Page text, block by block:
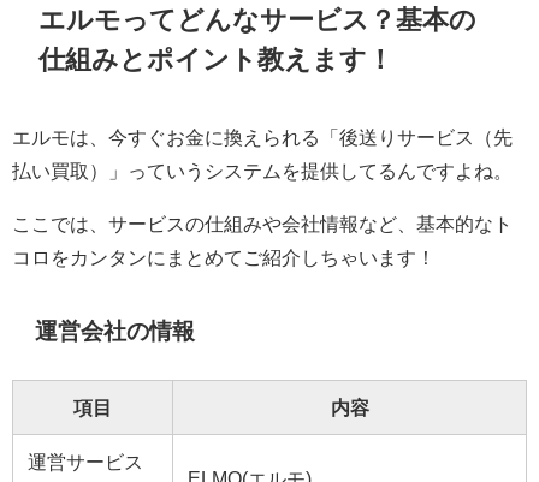
エルモってどんなサービス？基本の
仕組みとポイント教えます！
エルモは、今すぐお金に換えられる「後送りサービス（先
払い買取）」っていうシステムを提供してるんですよね。
ここでは、サービスの仕組みや会社情報など、基本的なト
コロをカンタンにまとめてご紹介しちゃいます！
運営会社の情報
項目 内容
運営サービス
ELMO(エルモ)